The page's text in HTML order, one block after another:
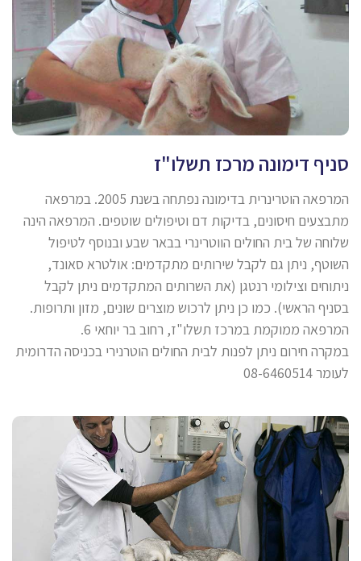
סניף דימונה מרכז תשלו"ז
המרפאה הוטרינרית בדימונה נפתחה בשנת 2005. במרפאה
מתבצעים חיסונים, בדיקות דם וטיפולים שוטפים. המרפאה הינה
שלוחה של בית החולים הווטרינרי בבאר שבע ובנוסף לטיפול
השוטף, ניתן גם לקבל שירותים מתקדמים: אולטרא סאונד,
ניתוחים וצילומי רנטגן (את השרותים המתקדמים ניתן לקבל
בסניף הראשי). כמו כן ניתן לרכוש מוצרים שונים, מזון ותרופות.
המרפאה ממוקמת במרכז תשלו"ז, רחוב בר יוחאי 6.
במקרה חירום ניתן לפנות לבית החולים הוטרנירי בכניסה הדרומית
לעומר 08-6460514